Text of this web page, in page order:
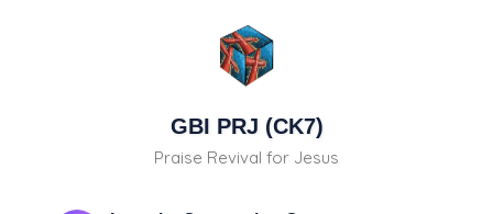
GBI PRJ (CK7)
Praise Revival for Jesus